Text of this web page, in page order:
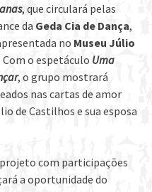
, que circulará pelas
da Geda Cia de Dança,
no Museu Júlio
o espetáculo Uma
, o grupo mostrará
nas cartas de amor
de Castilhos e sua esposa
com participações
a oportunidade do